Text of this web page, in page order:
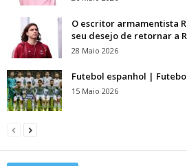
O escritor armamentista
seu desejo de retornar a
28 Maio 2026
Futebol espanhol |
15 Maio 2026